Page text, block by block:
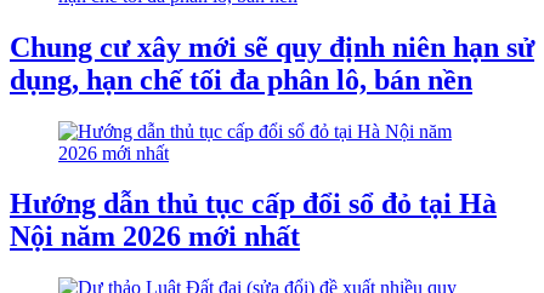
Chung cư xây mới sẽ quy định niên hạn sử
dụng, hạn chế tối đa phân lô, bán nền
Hướng dẫn thủ tục cấp đổi sổ đỏ tại Hà
Nội năm 2026 mới nhất